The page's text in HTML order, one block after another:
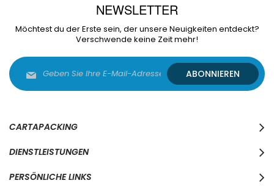
NEWSLETTER
Möchtest du der Erste sein, der unsere Neuigkeiten entdeckt?
Verschwende keine Zeit mehr!
Sie
sich
ABONNIEREN
CARTAPACKING
DIENSTLEISTUNGEN
PERSÖNLICHE LINKS